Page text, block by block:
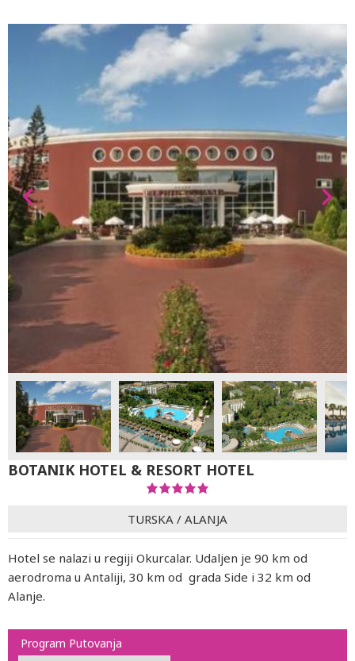
BOTANIK HOTEL & RESORT HOTEL
TURSKA / ALANJA
Hotel se nalazi u regiji Okurcalar. Udaljen je 90 km od
aerodroma u Antaliji, 30 km od grada Side i 32 km od
Alanje.
Program Putovanja